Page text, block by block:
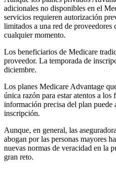
adicionales no disponibles en el
servicios requieren autorización
limitados a una red de proveedores
cualquier momento.
Los beneficiarios de Medicare
proveedor. La temporada de
diciembre.
Los planes Medicare Advantage
única razón para estar atentos a los
información precisa del plan puede
inscripción.
Aunque, en general, las
abogan por las personas mayores
nuevas normas de veracidad en la
gran reto.